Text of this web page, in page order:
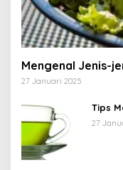
Mengenal Jenis-
27 Januari 2025
Tips
27